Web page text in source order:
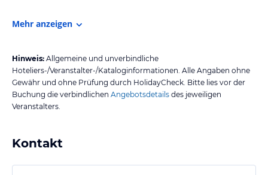
Mehr anzeigen
Hinweis: Allgemeine und unverbindliche
Hoteliers-/Veranstalter-/Kataloginformationen. Alle Angaben ohne
Gewähr und ohne Prüfung durch HolidayCheck. Bitte lies vor der
Buchung die verbindlichen Angebotsdetails des jeweiligen
Veranstalters.
Kontakt